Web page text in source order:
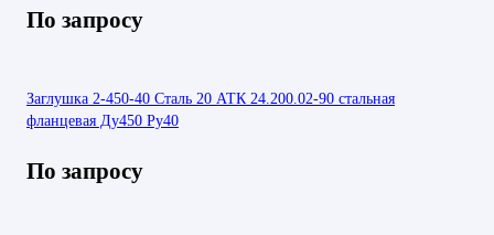
По запросу
Заглушка 2-450-40 Сталь 20 АТК 24.200.02-90 стальная
фланцевая Ду450 Ру40
По запросу